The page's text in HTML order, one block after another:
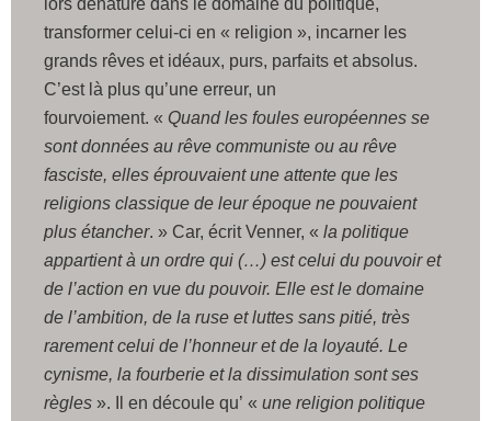
lors dénaturé dans le domaine du politique,
transformer celui-ci en « religion », incarner les
grands rêves et idéaux, purs, parfaits et absolus.
C’est là plus qu’une erreur, un
fourvoiement. « Quand les foules européennes se
sont données au rêve communiste ou au rêve
fasciste, elles éprouvaient une attente que les
religions classique de leur époque ne pouvaient
plus étancher. » Car, écrit Venner, « la politique
appartient à un ordre qui (…) est celui du pouvoir et
de l’action en vue du pouvoir. Elle est le domaine
de l’ambition, de la ruse et luttes sans pitié, très
rarement celui de l’honneur et de la loyauté. Le
cynisme, la fourberie et la dissimulation sont ses
règles ». Il en découle qu’ « une religion politique